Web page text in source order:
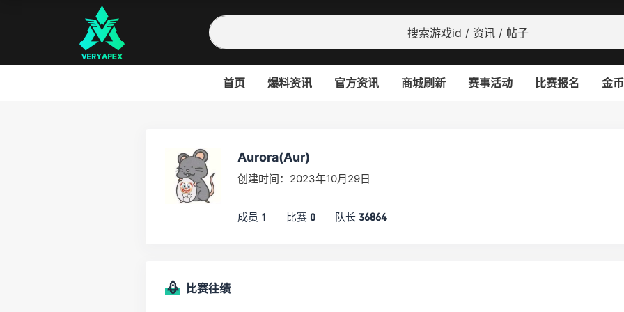
首页 爆料资讯 官方资讯 商城刷新 赛事活动 比赛报名 金
Aurora(Aur)
创建时间：2023年10月29日
成员 1 比赛 0 队长 36864
比赛往绩